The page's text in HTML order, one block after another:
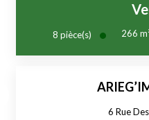
8pièce(s) 266
6 Rue